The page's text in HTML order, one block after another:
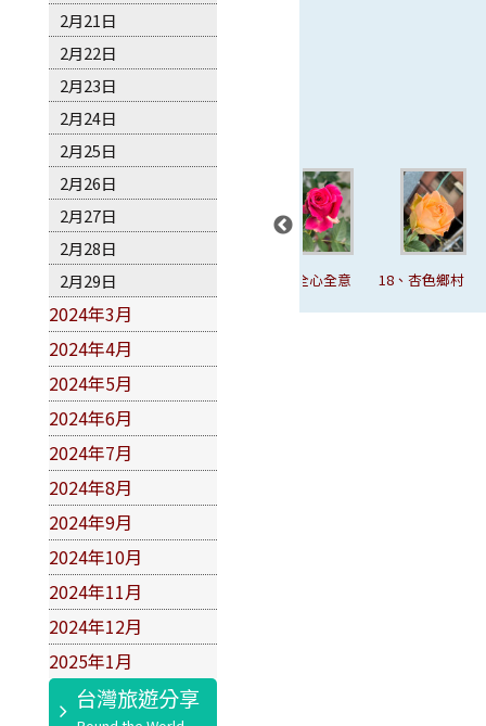
2月21日
2月22日
2月23日
2月24日
2月25日
2月26日
2月27日
2月28日
2月29日
2024年3月
2024年4月
2024年5月
2024年6月
2024年7月
2024年8月
2024年9月
2024年10月
2024年11月
2024年12月
2025年1月
台灣旅遊分享
、撒哈拉感
16、優里卡 17、全心全意 18、杏色鄉村 19